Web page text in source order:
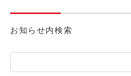
お知らせ内検索